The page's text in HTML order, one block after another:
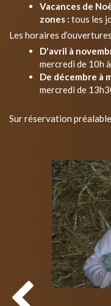
Vacances de
zones : tous les
Les horaires
D'avril à
mercredi de 10h
De décembre à
mercredi de
Sur réservation